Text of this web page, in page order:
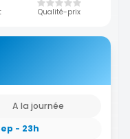
Qualité-prix
A la journée
- 23h